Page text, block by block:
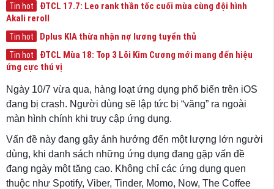
Tin hot
ĐTCL 17.7: Leo rank thần tốc cuối mùa cùng đội hình
Akali reroll
Tin hot Dplus KIA thừa nhận nợ lương tuyển thủ
Tin hot
ĐTCL Mùa 18: Top 3 Lõi Kim Cương mới mang đến hiệu
ứng cực thú vị
Ngày 10/7 vừa qua, hàng loạt ứng dụng phổ biến trên iOS
đang bị crash. Người dùng sẽ lập tức bị “văng” ra ngoài
màn hình chính khi truy cập ứng dụng.
Vấn đề này đang gây ảnh hưởng đến một lượng lớn người
dùng, khi danh sách những ứng dụng đang gặp vấn đề
đang ngày một tăng cao. Không chỉ các ứng dụng quen
thuộc như Spotify, Viber, Tinder, Momo, Now, The Coffee